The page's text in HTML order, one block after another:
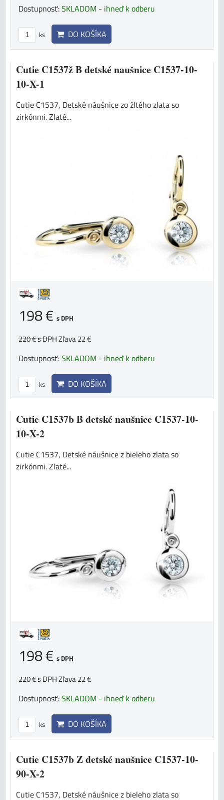
Dostupnosť:SKLADOM - ihneď k odberu
ks DO KOŠÍKA
Cutie C1537ž B detské naušnice C1537-10-
10-X-1
Cutie C1537, Detské náušnice zo žltého zlata so
zirkónmi. Zlaté...
198 € s DPH
220 €s DPHZľava 22 €
Dostupnosť:SKLADOM - ihneď k odberu
ks DO KOŠÍKA
Cutie C1537b B detské naušnice C1537-10-
10-X-2
Cutie C1537, Detské náušnice z bieleho zlata so
zirkónmi. Zlaté...
198 € s DPH
220 €s DPHZľava 22 €
Dostupnosť:SKLADOM - ihneď k odberu
ks DO KOŠÍKA
Cutie C1537b Z detské naušnice C1537-10-
90-X-2
Cutie C1537, Detské náušnice z bieleho zlata so